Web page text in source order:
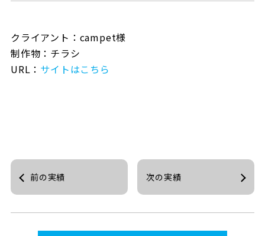
クライアント：campet様
制作物：チラシ
URL： サイトはこちら
前の実績 次の実績